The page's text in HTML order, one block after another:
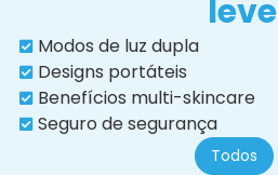
leve
Modos de luz dupla
Designs portáteis
Benefícios multi-skincare
Seguro de segurança
Todos